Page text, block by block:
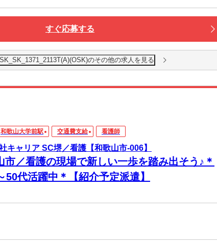
すぐ応募する
のその他の求人を見る
和歌山大学前駅 交通費支給 看護師
キャリア SC堺／看護【和歌山市-006】
市／看護の現場で新しい一歩を踏み出そう♪＊
50代活躍中＊【紹介予定派遣】